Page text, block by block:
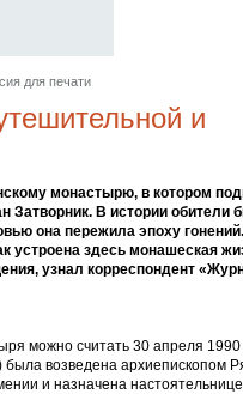
для печати
и
монастырю, в котором
Затворник. В истории обители
она пережила эпоху
устроена здесь монашеская
узнал корреспондент
можно считать 30 апреля 1990
была возведена архиепископом
и назначена